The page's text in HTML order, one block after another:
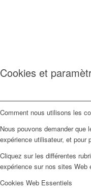
Cookies et
Comment nous utilisons les
Nous pouvons demander
expérience utilisateur, et pour
Cliquez sur les différentes
expérience sur nos sites Web
Cookies Web Essentiels